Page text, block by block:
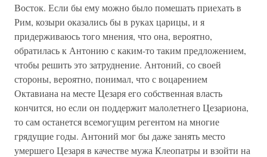
Восток. Если бы ему можно было помешать приехать в
Рим, козыри оказались бы в руках царицы, и я
придерживаюсь того мнения, что она, вероятно,
обратилась к Антонию с каким-то таким предложением,
чтобы решить это затруднение. Антоний, со своей
стороны, вероятно, понимал, что с воцарением
Октавиана на месте Цезаря его собственная власть
кончится, но если он поддержит малолетнего Цезариона,
то сам останется всемогущим регентом на многие
грядущие годы. Антоний мог бы даже занять место
умершего Цезаря в качестве мужа Клеопатры и взойти на